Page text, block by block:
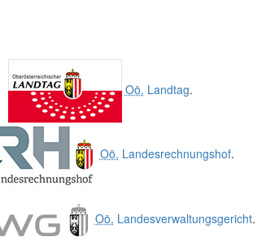
Oö. Landtag.
Oö. Landesrechnungshof.
Oö. Landesverwaltungsgericht.